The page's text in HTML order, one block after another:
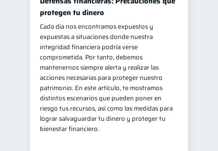
protegen tu dinero
Cada día nos encontramos expuestos y
expuestas a situaciones donde nuestra
integridad financiera podría verse
comprometida. Por tanto, debemos
mantenernos siempre alerta y realizar las
acciones necesarias para proteger nuestro
patrimonio. En este artículo, te mostramos
distintos escenarios que pueden poner en
riesgo tus recursos, así como las medidas para
lograr salvaguardar tu dinero y proteger tu
bienestar financiero.